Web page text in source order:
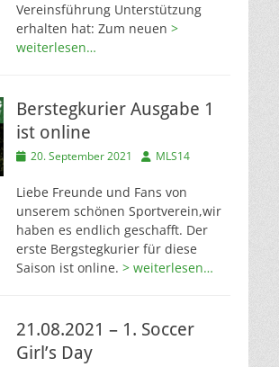
Vereinsführung Unterstützung
erhalten hat: Zum neuen >
weiterlesen…
Berstegkurier Ausgabe 1
ist online
Veröffentlicht
20. September 2021 AutorMLS14
Liebe Freunde und Fans von
unserem schönen Sportverein,wir
haben es endlich geschafft. Der
erste Bergstegkurier für diese
Saison ist online. > weiterlesen…
21.08.2021 – 1. Soccer
Girl’s Day